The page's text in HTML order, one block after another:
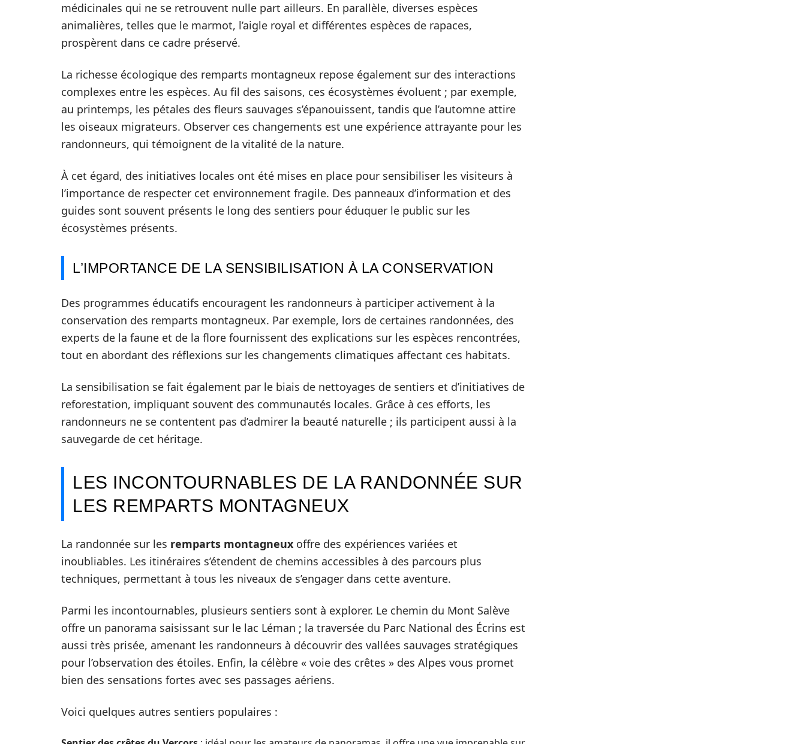
médicinales qui ne se retrouvent nulle part ailleurs. En parallèle, diverses espèces
animalières, telles que le marmot, l’aigle royal et différentes espèces de rapaces,
prospèrent dans ce cadre préservé.
La richesse écologique des remparts montagneux repose également sur des interactions
complexes entre les espèces. Au fil des saisons, ces écosystèmes évoluent ; par exemple,
au printemps, les pétales des fleurs sauvages s’épanouissent, tandis que l’automne attire
les oiseaux migrateurs. Observer ces changements est une expérience attrayante pour les
randonneurs, qui témoignent de la vitalité de la nature.
À cet égard, des initiatives locales ont été mises en place pour sensibiliser les visiteurs à
l’importance de respecter cet environnement fragile. Des panneaux d’information et des
guides sont souvent présents le long des sentiers pour éduquer le public sur les
écosystèmes présents.
L’IMPORTANCE DE LA SENSIBILISATION À LA CONSERVATION
Des programmes éducatifs encouragent les randonneurs à participer activement à la
conservation des remparts montagneux. Par exemple, lors de certaines randonnées, des
experts de la faune et de la flore fournissent des explications sur les espèces rencontrées,
tout en abordant des réflexions sur les changements climatiques affectant ces habitats.
La sensibilisation se fait également par le biais de nettoyages de sentiers et d’initiatives de
reforestation, impliquant souvent des communautés locales. Grâce à ces efforts, les
randonneurs ne se contentent pas d’admirer la beauté naturelle ; ils participent aussi à la
sauvegarde de cet héritage.
LES INCONTOURNABLES DE LA RANDONNÉE SUR
LES REMPARTS MONTAGNEUX
La randonnée sur les remparts montagneux offre des expériences variées et
inoubliables. Les itinéraires s’étendent de chemins accessibles à des parcours plus
techniques, permettant à tous les niveaux de s’engager dans cette aventure.
Parmi les incontournables, plusieurs sentiers sont à explorer. Le chemin du Mont Salève
offre un panorama saisissant sur le lac Léman ; la traversée du Parc National des Écrins est
aussi très prisée, amenant les randonneurs à découvrir des vallées sauvages stratégiques
pour l’observation des étoiles. Enfin, la célèbre « voie des crêtes » des Alpes vous promet
bien des sensations fortes avec ses passages aériens.
Voici quelques autres sentiers populaires :